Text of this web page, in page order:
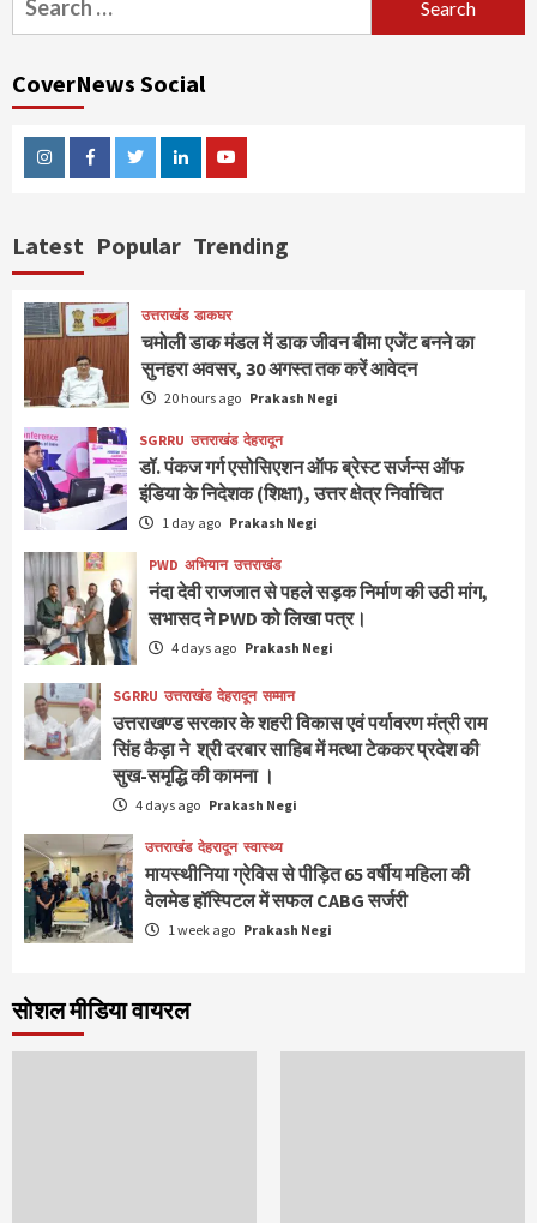
for:
CoverNews Social
InstagramFacebookTwitterLinkedinYoutube
Latest Popular Trending
उत्तराखंड डाकघर
चमोली डाक मंडल में डाक जीवन बीमा एजेंट बनने का
सुनहरा अवसर, 30 अगस्त तक करें आवेदन
20 hours ago Prakash Negi
SGRRU उत्तराखंड देहरादून
डॉ. पंकज गर्ग एसोसिएशन ऑफ ब्रेस्ट सर्जन्स ऑफ
इंडिया के निदेशक (शिक्षा), उत्तर क्षेत्र निर्वाचित
1 day ago Prakash Negi
PWD अभियान उत्तराखंड
नंदा देवी राजजात से पहले सड़क निर्माण की उठी मांग,
सभासद ने PWD को लिखा पत्र।
4 days ago Prakash Negi
SGRRU उत्तराखंड देहरादून सम्मान
उत्तराखण्ड सरकार के शहरी विकास एवं पर्यावरण मंत्री राम
सिंह कैड़ा ने श्री दरबार साहिब में मत्था टेककर प्रदेश की
सुख-समृद्धि की कामना ।
4 days ago Prakash Negi
उत्तराखंड देहरादून स्वास्थ्य
मायस्थीनिया ग्रेविस से पीड़ित 65 वर्षीय महिला की
वेलमेड हॉस्पिटल में सफल CABG सर्जरी
1 week ago Prakash Negi
सोशल मीडिया वायरल